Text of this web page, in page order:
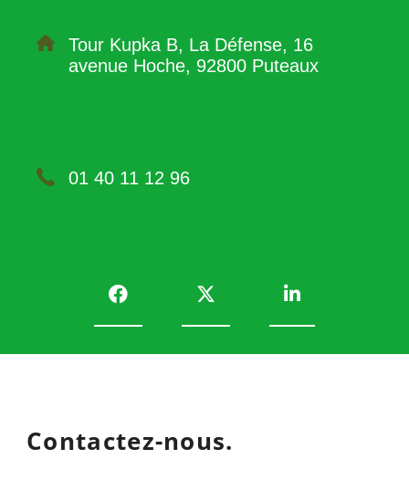
Tour Kupka B, La Défense, 16
avenue Hoche, 92800 Puteaux
01 40 11 12 96
Contactez-nous.